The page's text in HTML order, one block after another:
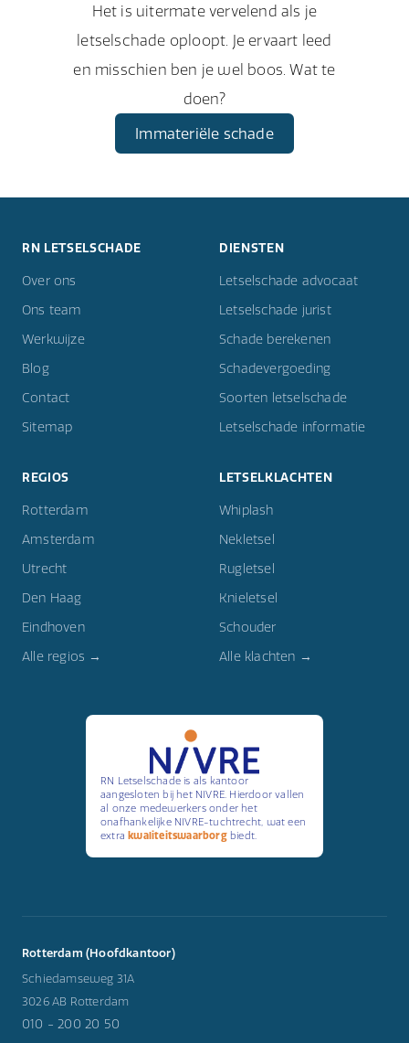
Het is uitermate vervelend als je
letselschade oploopt. Je ervaart leed
en misschien ben je wel boos. Wat te
doen?
Immateriële schade
RN LETSELSCHADE
Over ons
Ons team
Werkwijze
Blog
Contact
Sitemap
DIENSTEN
Letselschade advocaat
Letselschade jurist
Schade berekenen
Schadevergoeding
Soorten letselschade
Letselschade informatie
REGIOS
Rotterdam
Amsterdam
Utrecht
Den Haag
Eindhoven
Alle regios →
LETSELKLACHTEN
Whiplash
Nekletsel
Rugletsel
Knieletsel
Schouder
Alle klachten →
RN Letselschade is als kantoor
aangesloten bij het NIVRE. Hierdoor vallen
al onze medewerkers onder het
onafhankelijke NIVRE-tuchtrecht, wat een
extra kwaliteitswaarborgbiedt.
Rotterdam (Hoofdkantoor)
Schiedamseweg 31A
3026 AB Rotterdam
010 - 200 20 50